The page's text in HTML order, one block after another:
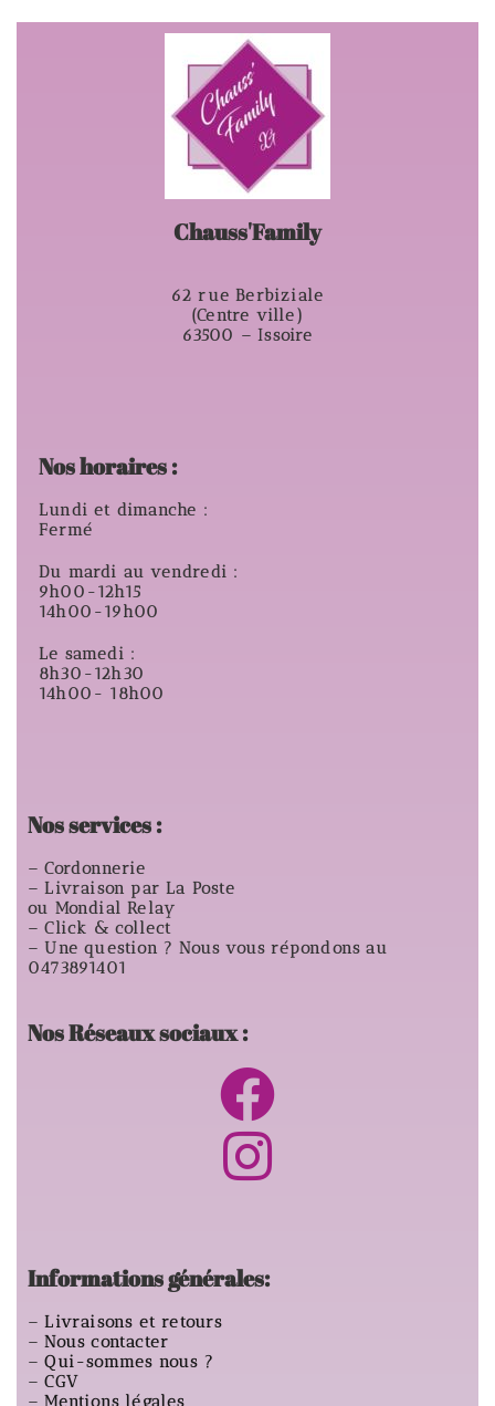
Chauss'Family
62 rue Berbiziale
(Centre ville)
63500 – Issoire
Nos horaires :
Lundi et dimanche :
Fermé
Du mardi au vendredi :
9h00-12h15
14h00-19h00
Le samedi :
8h30-12h30
14h00- 18h00
Nos services :
– Cordonnerie
– Livraison par La Poste
ou Mondial Relay
– Click & collect
– Une question ? Nous vous répondons au
0473891401
Nos Réseaux sociaux :
Informations générales:
–Livraisons et retours
–Nous contacter
–Qui-sommes nous ?
–CGV
–Mentions légales